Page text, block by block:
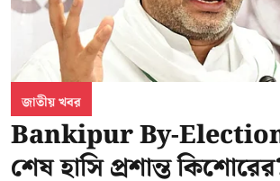
জাতীয় খবর
Bankipur By-
শেষ হাসি প্রশান্ত